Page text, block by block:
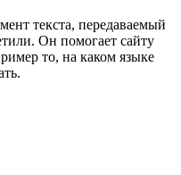
текста, передава­емый
Он помо­гает сайту
то, на каком языке